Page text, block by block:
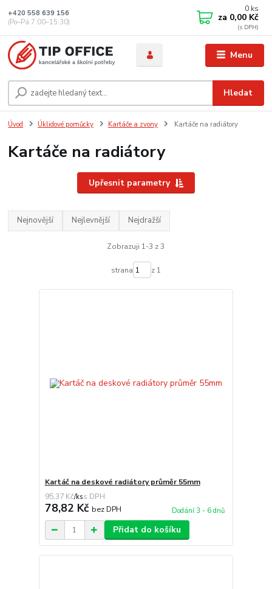
Menu
Hledat
+420 558 639 156
(Po–Pá 7:00–15:30)
0 ks
za 0,00 Kč
Úvod Úklidové pomůcky Kartáče a zvony Kartáče na radiátory
Kartáče na radiátory
Upřesnit parametry
Nejnovější Nejlevnější Nejdražší
Zobrazuji 1-3 z 3
strana z 1
Kartáč na deskové radiátory průměr 55mm
95,37 Kč/ks
78,82 Kč bez DPH Dodání 3 - 6 dnů
Přidat do košíku